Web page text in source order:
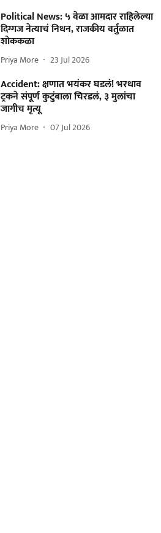
Political News: ५ वेळा आमदार राहिलेल्या
दिग्गज नेत्याचं निधन, राजकीय वर्तुळात
शोककळा
Priya More 23 Jul 2026
Accident: क्षणात भयंकर घडलं! भरधाव
ट्रकने संपूर्ण कुटुंबाला चिरडलं, ३ मुलांचा
जागीच मृत्यू
Priya More 07 Jul 2026